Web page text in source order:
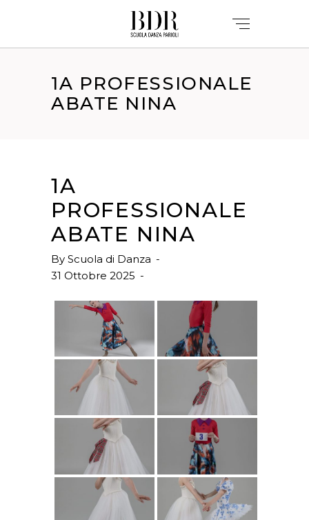
1A PROFESSIONALE
ABATE NINA
1A
PROFESSIONALE
ABATE NINA
By Scuola di Danza
31 Ottobre 2025